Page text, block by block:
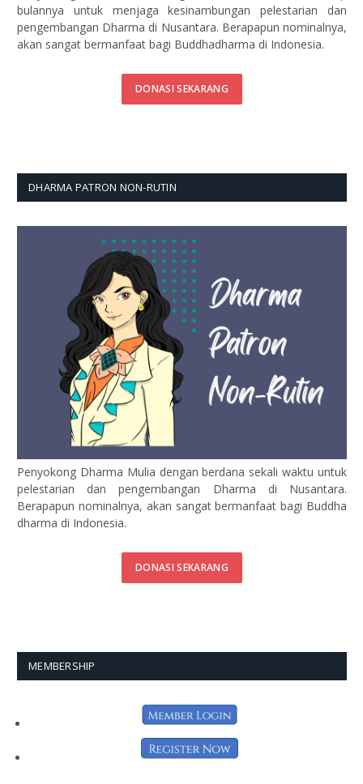
bulannya untuk menjaga kesinambungan pelestarian dan
pengembangan Dharma di Nusantara. Berapapun nominalnya,
akan sangat bermanfaat bagi Buddhadharma di Indonesia.
DONASI SEKARANG
DHARMA PATRON NON-RUTIN
Penyokong Dharma Mulia dengan berdana sekali waktu untuk
pelestarian dan pengembangan Dharma di Nusantara.
Berapapun nominalnya, akan sangat bermanfaat bagi Buddha
dharma di Indonesia.
DONASI SEKARANG
MEMBERSHIP